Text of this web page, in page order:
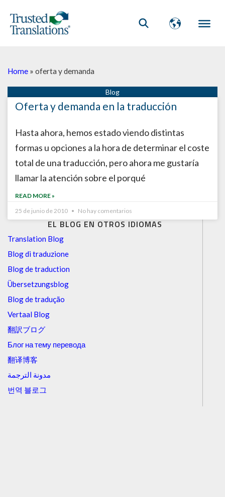
EL BLOG EN OTROS IDIOMAS
Translation Blog
Blog di traduzione
Blog de traduction
Übersetzungsblog
Blog de tradução
Vertaal Blog
翻訳ブログ
Блог на тему перевода
翻译博客
مدونة الترجمة
번역 블로그
Home » oferta y demanda
Oferta y demanda en la traducción
Hasta ahora, hemos estado viendo distintas
formas u opciones a la hora de determinar el coste
total de una traducción, pero ahora me gustaría
llamar la atención sobre el porqué
READ MORE »
25 de junio de 2010
No hay comentarios